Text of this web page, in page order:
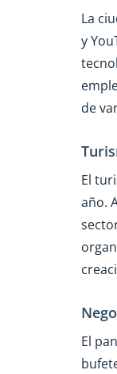
La
y
de
El
año.
El